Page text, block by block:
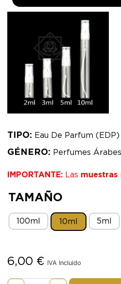
TIPO: Eau De Parfum (EDP)
GÉNERO: Perfumes
IMPORTANTE: Las muestras
TAMAÑO
100ml 10ml 5ml
6,00 € IVA Incluido